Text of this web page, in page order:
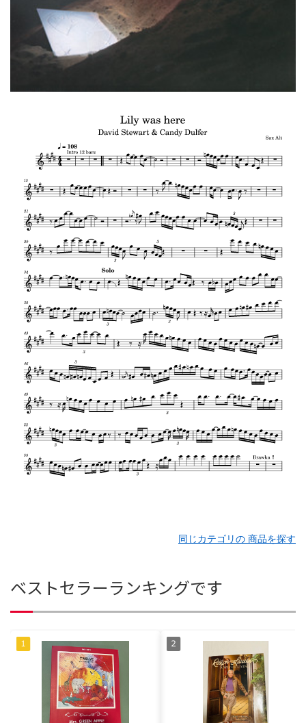
同じカテゴリの 商品を探す
ベストセラーランキングです